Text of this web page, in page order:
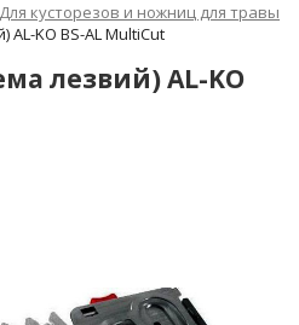
Для кусторезов и ножниц для травы
KO ВS-AL MultiCut
лезвий) AL-KO